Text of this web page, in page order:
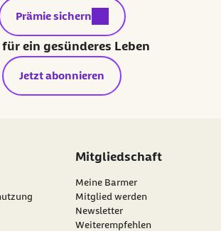
externer Link:
Prämie sichern
ein gesünderes Leben
Jetzt abonnieren
Mitgliedschaft
Meine Barmer
Mitglied werden
Newsletter
externer Link:
Weiterempfehlen